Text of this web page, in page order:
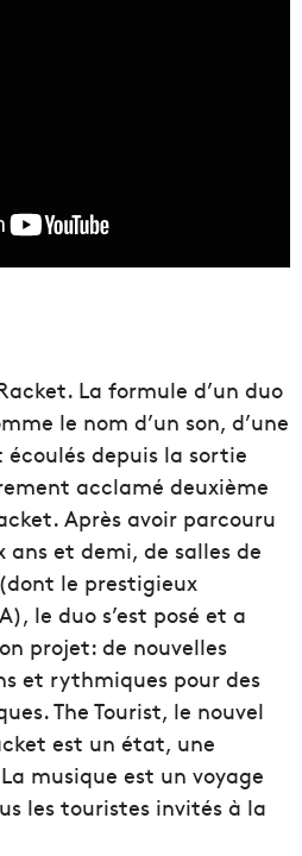
La formule d’un duo
le nom d’un son, d’une
écoulés depuis la sortie
acclamé deuxième
Après avoir parcouru
et demi, de salles de
le prestigieux
le duo s’est posé et a
projet: de nouvelles
et rythmiques pour des
The Tourist, le nouvel
est un état, une
musique est un voyage
les touristes invités à la